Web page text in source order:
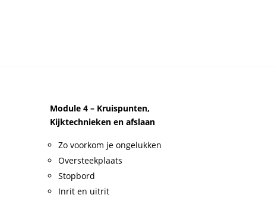
Module 4 – Kruispunten,
Kijktechnieken en afslaan
Zo voorkom je ongelukken
Oversteekplaats
Stopbord
Inrit en uitrit